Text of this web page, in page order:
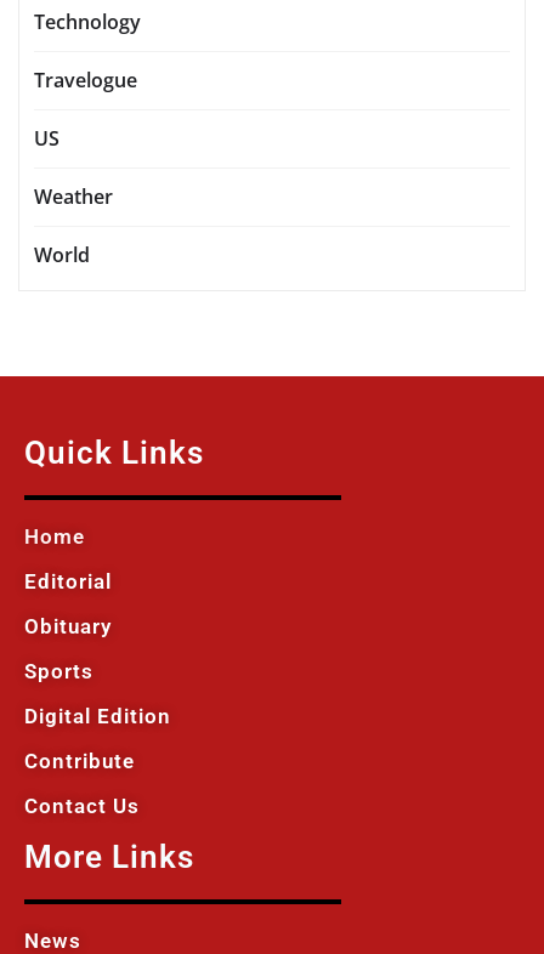
Technology
Travelogue
US
Weather
World
Quick Links
Home
Editorial
Obituary
Sports
Digital Edition
Contribute
Contact Us
More Links
News